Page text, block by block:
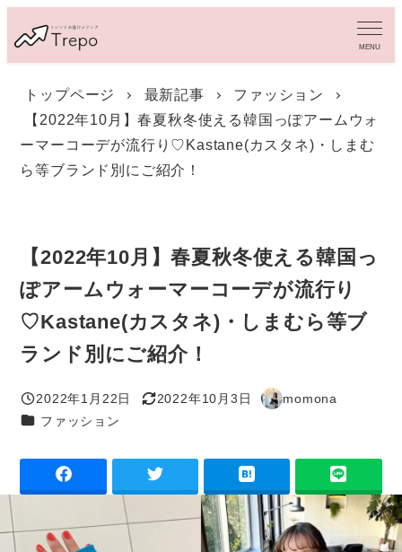
イ
MENU
トップページ 最新記事
ファッション
【2022年10月】春夏秋冬使える韓国っぽアームウォ
ーマーコーデが流行り♡Kastane(カスタネ)・しまむ
ら等ブランド別にご紹介！
【2022年10月】春夏秋冬使える韓国っ
ぽアームウォーマーコーデが流行り
♡Kastane(カスタネ)・しまむら等ブ
ランド別にご紹介！
投稿日
2022年1月22日
更新日
2022年10月3日
著
momona
カテゴリー
ファッション